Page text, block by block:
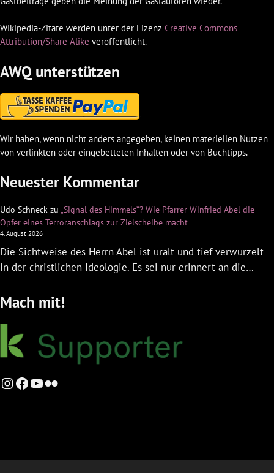
Wikipedia-Zitate werden unter der Lizenz Creative Commons
Attribution/Share Alike veröffentlicht.
AWQ unterstützen
Wir haben, wenn nicht anders angegeben, keinen materiellen Nutzen
von verlinkten oder eingebetteten Inhalten oder von Buchtipps.
Neuester Kommentar
Udo Schneck zu „Signal des Himmels“? Wie Pfarrer Winfried Abel die
Opfer eines Terroranschlags zur Zielscheibe macht
4. August 2026
Die Sichtweise des Herrn Abel ist uralt und tief verwurzelt
in der christlichen Ideologie. Es sei nur erinnert an die…
Mach mit!
Instagram
Facebook
YouTube
Flickr